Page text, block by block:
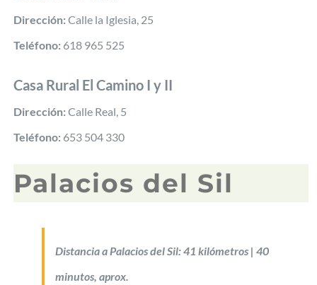
Dirección:Calle la Iglesia, 25
Teléfono: 618 965 525
Casa Rural El Camino I y II
Dirección:Calle Real, 5
Teléfono: 653 504 330
Palacios del Sil
Distancia a Palacios del Sil: 41 kilómetros | 40
minutos, aprox.